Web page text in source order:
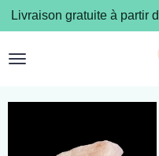
Passer
au
contenu
Livraison gratuite à partir